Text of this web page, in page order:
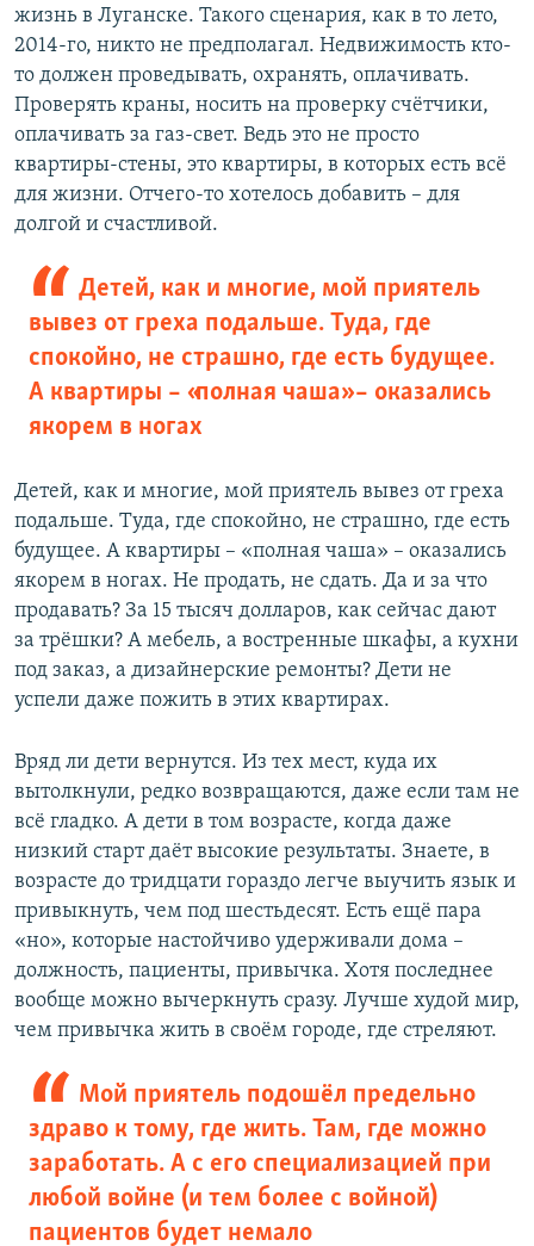
жизнь в Луганске. Такого сценария, как в то лето,
2014-го, никто не предполагал. Недвижимость кто-
то должен проведывать, охранять, оплачивать.
Проверять краны, носить на проверку счётчики,
оплачивать за газ-свет. Ведь это не просто
квартиры-стены, это квартиры, в которых есть всё
для жизни. Отчего-то хотелось добавить – для
долгой и счастливой.
Детей, как и многие, мой приятель
вывез от греха подальше. Туда, где
спокойно, не страшно, где есть будущее.
А квартиры – «полная чаша» – оказались
якорем в ногах
Детей, как и многие, мой приятель вывез от греха
подальше. Туда, где спокойно, не страшно, где есть
будущее. А квартиры – «полная чаша» – оказались
якорем в ногах. Не продать, не сдать. Да и за что
продавать? За 15 тысяч долларов, как сейчас дают
за трёшки? А мебель, а востренные шкафы, а кухни
под заказ, а дизайнерские ремонты? Дети не
успели даже пожить в этих квартирах.
Вряд ли дети вернутся. Из тех мест, куда их
вытолкнули, редко возвращаются, даже если там не
всё гладко. А дети в том возрасте, когда даже
низкий старт даёт высокие результаты. Знаете, в
возрасте до тридцати гораздо легче выучить язык и
привыкнуть, чем под шестьдесят. Есть ещё пара
«но», которые настойчиво удерживали дома –
должность, пациенты, привычка. Хотя последнее
вообще можно вычеркнуть сразу. Лучше худой мир,
чем привычка жить в своём городе, где стреляют.
Мой приятель подошёл предельно
здраво к тому, где жить. Там, где можно
заработать. А с его специализацией при
любой войне (и тем более с войной)
пациентов будет немало